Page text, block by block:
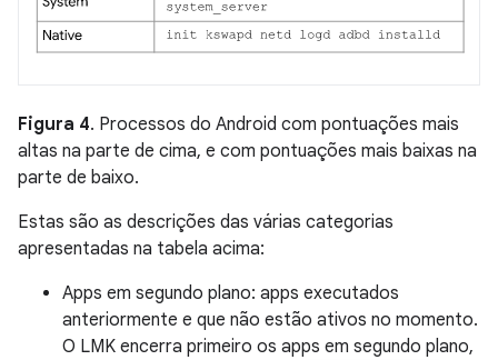
Figura 4. Processos do Android com pontuações mais
altas na parte de cima, e com pontuações mais baixas na
parte de baixo.
Estas são as descrições das várias categorias
apresentadas na tabela acima:
Apps em segundo plano: apps executados
anteriormente e que não estão ativos no momento.
O LMK encerra primeiro os apps em segundo plano,